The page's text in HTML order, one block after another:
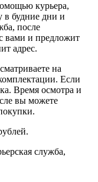
курьера,
в будние дни и
после
вами и предложит
адрес.
на
Если
Время осмотра и
вы можете
служба,